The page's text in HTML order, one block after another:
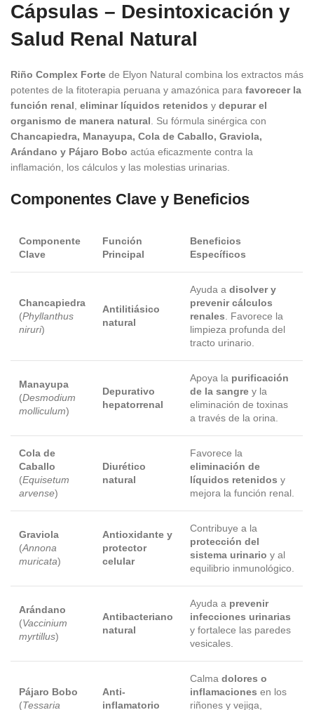
Cápsulas – Desintoxicación y
Salud Renal Natural
Riño Complex Forte de Elyon Natural combina los extractos más
potentes de la fitoterapia peruana y amazónica para favorecer la
función renal eliminar líquidos retenidos y depurar el
organismo de manera natural . Su fórmula sinérgica con
Chancapiedra, Manayupa, Cola de Caballo, Graviola,
Arándano y Pájaro Bobo actúa eficazmente contra la
inflamación, los cálculos y las molestias urinarias.
Componentes Clave y Beneficios
Componente
Clave
Función
Principal
Beneficios
Específicos
Chancapiedra
(Phyllanthus
niruri)
Antilitiásico
natural
Ayuda a disolver y
prevenir cálculos
renales . Favorece la
limpieza profunda del
tracto urinario.
Manayupa
(Desmodium
molliculum)
Depurativo
hepatorrenal
Apoya la purificación
de la sangre y la
eliminación de toxinas
a través de la orina.
Cola de
Caballo
(Equisetum
arvense)
Diurético
natural
Favorece la
eliminación de
líquidos retenidos y
mejora la función renal.
Graviola
(Annona
muricata)
Antioxidante y
protector
celular
Contribuye a la
protección del
sistema urinario y al
equilibrio inmunológico.
Arándano
(Vaccinium
myrtillus)
Antibacteriano
natural
Ayuda a prevenir
infecciones urinarias
y fortalece las paredes
vesicales.
Pájaro Bobo
(Tessaria
Anti-
inflamatorio
Calma dolores o
inflamaciones en los
riñones y vejiga,